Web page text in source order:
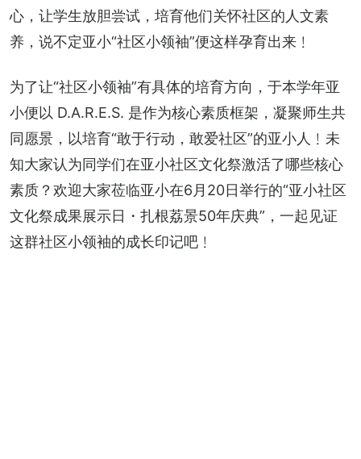
心，让学生放胆尝试，培育他们关怀社区的人文素
养，说不定亚小“社区小领袖”便这样孕育出来﹗
为了让“社区小领袖”有具体的培育方向，于本学年亚
小便以 D.A.R.E.S. 是作为核心素质框架，凝聚师生共
同愿景，以培育“敢于行动，敢爱社区”的亚小人﹗未
知大家认为同学们在亚小社区文化祭激活了哪些核心
素质？欢迎大家莅临亚小在6月20日举行的“亚小社区
文化祭成果展示日・扎根荔景50年庆典”，一起见证
这群社区小领袖的成长印记吧﹗